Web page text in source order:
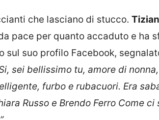
che lasciano di stucco.
pace per quanto accaduto e ha
sul suo profilo Facebook,
sei bellissimo tu, amore di
furbo e rubacuori. Era
Russo e Brendo Ferro Come